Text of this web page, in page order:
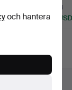
6 bud
48 USD
och hantera